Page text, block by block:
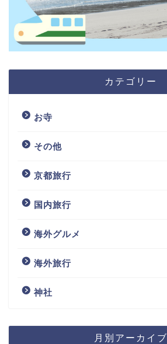
カテゴリー
お寺
その他
京都旅行
国内旅行
海外グルメ
海外旅行
神社
月別アーカイブ